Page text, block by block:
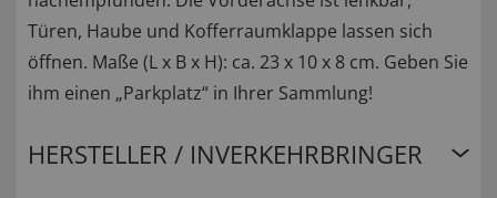
Türen, Haube und Kofferraumklappe lassen sich
öffnen. Maße (L x B x H): ca. 23 x 10 x 8 cm. Geben Sie
ihm einen „Parkplatz“ in Ihrer Sammlung!
HERSTELLER / INVERKEHRBRINGER